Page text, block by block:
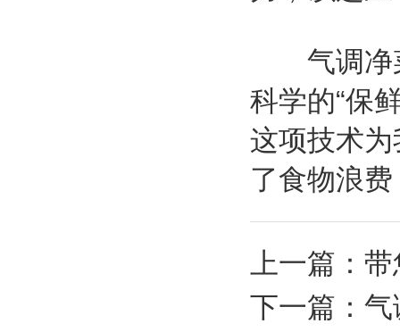
气调净菜
科学的“保
这项技术
了食物浪
上一篇： 带
下一篇： 气